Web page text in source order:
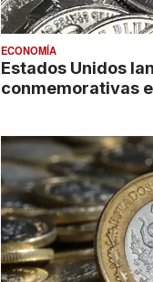
ECONOMÍA
Estados Unidos
conmemorativas